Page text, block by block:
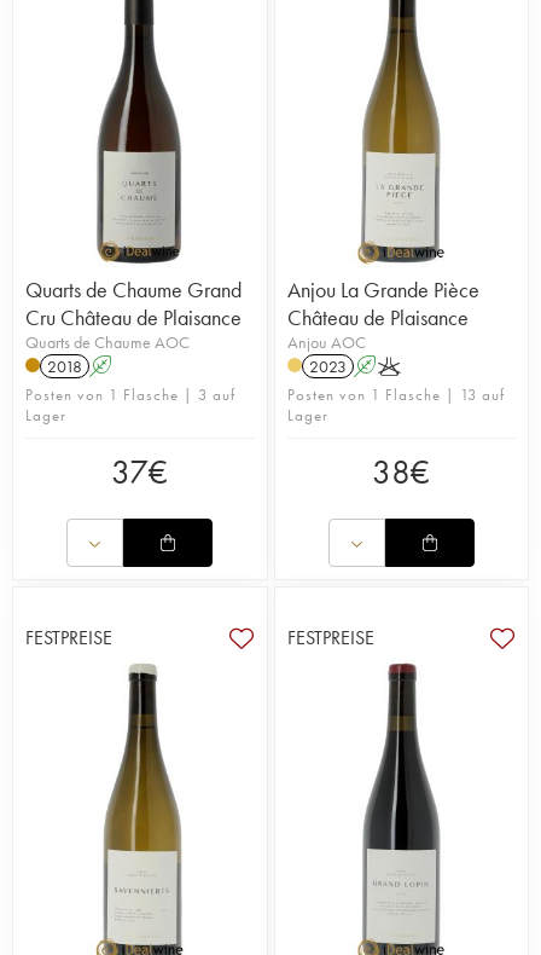
Quarts de Chaume Grand
Cru Château de Plaisance
Quarts de Chaume AOC
2018 A
Posten von 1 Flasche | 3 auf
Lager
37€
Anjou La Grande Pièce
Château de Plaisance
Anjou AOC
2023 AK
Posten von 1 Flasche | 13 auf
Lager
38€
FESTPREISE FESTPREISE